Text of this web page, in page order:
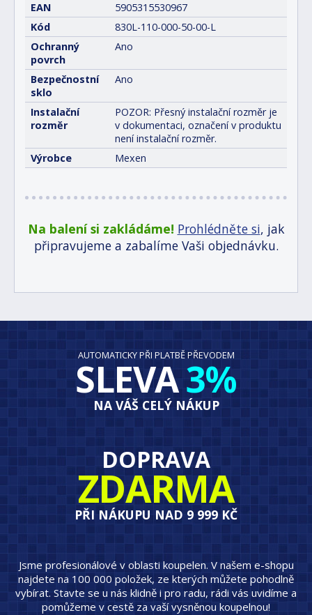
EAN
5905315530967
Kód
830L-110-000-50-00-L
Ochranný
povrch
Ano
Bezpečnostní
sklo
Ano
Instalační
rozměr
POZOR: Přesný instalační rozměr je
v dokumentaci, označení v produktu
není instalační rozměr.
Výrobce
Mexen
Na balení si zakládáme! Prohlédněte si, jak
připravujeme a zabalíme Vaši objednávku.
AUTOMATICKY PŘI PLATBĚ PŘEVODEM
SLEVA3%
NA VÁŠ CELÝ NÁKUP
DOPRAVA
ZDARMA
PŘI NÁKUPU NAD 9 999 KČ
Jsme profesionálové v oblasti koupelen. V našem e-shopu
najdete na 100 000 položek, ze kterých můžete pohodlně
vybírat. Stavte se u nás klidně i pro radu, rádi vás uvidíme a
pomůžeme v cestě za vaší vysněnou koupelnou!